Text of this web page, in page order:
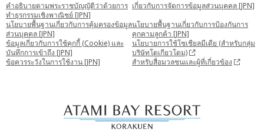
คำอธิบายตามพระราชบัญญัติว่าด้วยการ
ทำธุรกรรมเชิงพาณิชย์ [JPN]
เกี่ยวกับการจัดการข้อมูลส่วนบุคคล [JPN]
นโยบายพื้นฐานเกี่ยวกับการคุ้มครองข้อมูล
ส่วนบุคคล [JPN]
นโยบายพื้นฐานเกี่ยวกับการป้องกันการ
คุกคามลูกค้า [JPN]
ข้อมูลเกี่ยวกับการใช้คุกกี้ (Cookie) และ
บันทึกการเข้าถึง [JPN]
นโยบายการใช้โซเชียลมีเดีย (สำหรับกลุ่ม
บริษัทโตเกียวโดม)
ข้อควรระวังในการใช้งาน [JPN]
สำหรับสื่อมวลชนและผู้ที่เกี่ยวข้อง